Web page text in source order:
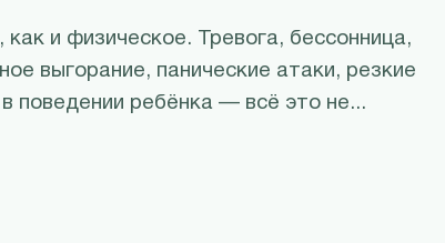
и физическое. Тревога, бессонница,
выгорание, панические атаки, резкие
поведении ребёнка — всё это не...